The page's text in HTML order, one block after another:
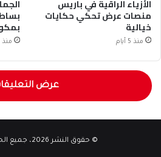
الأزياء الراقية في باريس
منصات عرض تحكي حكايات
خيالية
منذ 5 أيام منذ 6 أيام
عرض
© حقوق النشر 2026، جميع الحقوق محفوظة